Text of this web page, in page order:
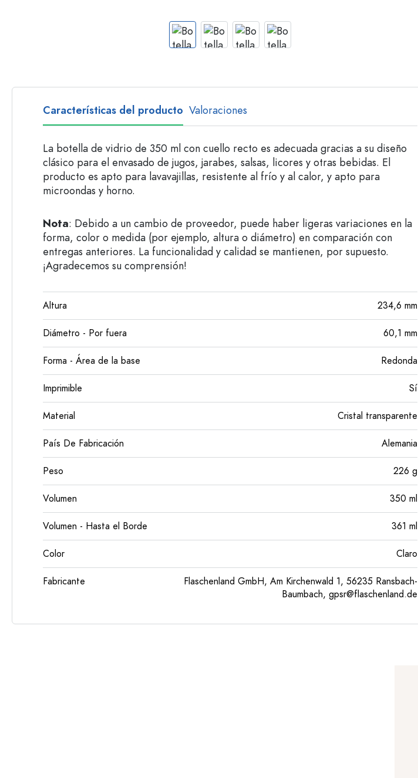
Botellas de cuello largo
Botellas poligonales
Características del producto Valoraciones
La botella de vidrio de 350 ml con cuello recto es adecuada gracias a su diseño
clásico para el envasado de jugos, jarabes, salsas, licores y otras bebidas. El
producto es apto para lavavajillas, resistente al frío y al calor, y apto para
microondas y horno.
Nota: Debido a un cambio de proveedor, puede haber ligeras variaciones en la
forma, color o medida (por ejemplo, altura o diámetro) en comparación con
entregas anteriores. La funcionalidad y calidad se mantienen, por supuesto.
¡Agradecemos su comprensión!
Altura 234,6 mm
Diámetro - Por fuera 60,1 mm
Forma - Área de la base Redonda
Imprimible Sí
Material Cristal transparente
País De Fabricación Alemania
Peso 226 g
Volumen 350 ml
Volumen - Hasta el Borde 361 ml
Color Claro
Fabricante
Flaschenland GmbH, Am Kirchenwald 1, 56235 Ransbach-
Baumbach, gpsr@flaschenland.de